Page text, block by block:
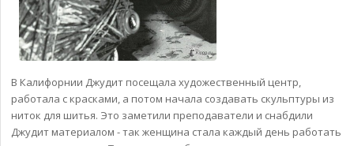
В Калифорнии Джудит посещала художественный центр,
работала с красками, а потом начала создавать скульптуры из
ниток для шитья. Это заметили преподаватели и снабдили
Джудит материалом - так женщина стала каждый день работать